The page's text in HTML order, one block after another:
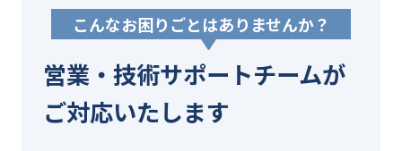
こんなお困りごとはありませんか？
営業・技術サポートチームが
ご対応いたします